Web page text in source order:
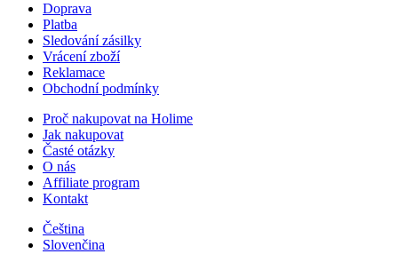
Doprava
Platba
Sledování zásilky
Vrácení zboží
Reklamace
Obchodní podmínky
Proč nakupovat na Holime
Jak nakupovat
Časté otázky
O nás
Affiliate program
Kontakt
Čeština
Slovenčina